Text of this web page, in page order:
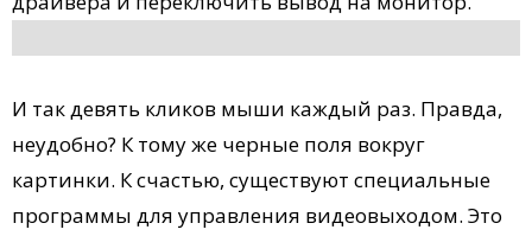
И так девять кликов мыши каждый раз. Правда,
неудобно? К тому же черные поля вокруг
картинки. К счастью, существуют специальные
программы для управления видеовыходом. Это